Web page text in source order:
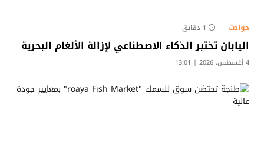
حوادث 1 دقائق
اليابان تختبر الذكاء الاصطناعي لإزالة الألغام البحرية
4 أغسطس، 2026 | 13:01